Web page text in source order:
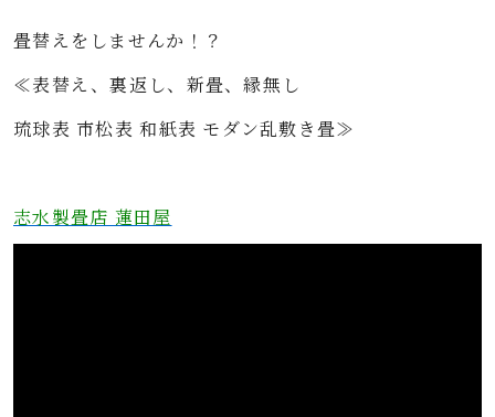
畳替えをしませんか！？
≪表替え、裏返し、新畳、縁無し
琉球表 市松表 和紙表 モダン乱敷き畳≫
志水製畳店 蓮田屋